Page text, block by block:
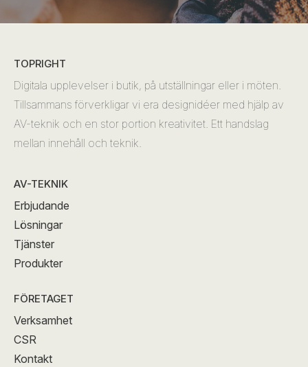
TOPRIGHT
Digitala upplevelser i butik, på utställningar eller i möten.
Tillsammans förverkligar vi era designidéer med hjälp av
AV-teknik och en stor portion kreativitet. Ett handslag
mellan innehåll och teknik.
AV-TEKNIK
Erbjudande
Lösningar
Tjänster
Produkter
FÖRETAGET
Verksamhet
CSR
Kontakt